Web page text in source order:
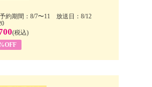
約期間：8/7〜11 放送日：8/12
(税込)